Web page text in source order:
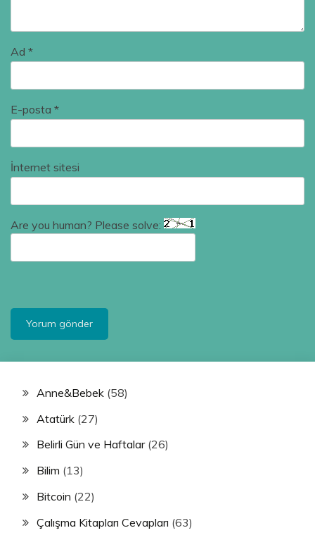
Ad *
E-posta *
İnternet sitesi
Are you human? Please solve:
Anne&Bebek (58)
Atatürk (27)
Belirli Gün ve Haftalar(26)
Bilim (13)
Bitcoin (22)
Çalışma Kitapları Cevapları (63)